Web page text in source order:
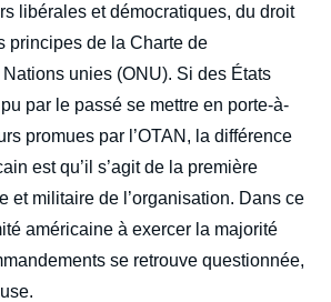
libérales et démocratiques, du droit
principes de la Charte de
Nations unies (ONU). Si des États
par le passé se mettre en porte-à-
promues par l’OTAN, la différence
est qu’il s’agit de la première
et militaire de l’organisation. Dans ce
américaine à exercer la majorité
se retrouve questionnée,